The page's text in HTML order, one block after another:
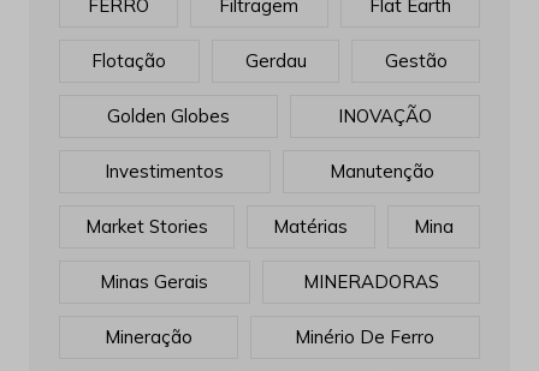
FERRO Filtragem Flat Earth
Flotação Gerdau Gestão
Golden Globes INOVAÇÃO
Investimentos Manutenção
Market Stories Matérias Mina
Minas Gerais MINERADORAS
Mineração Minério De Ferro